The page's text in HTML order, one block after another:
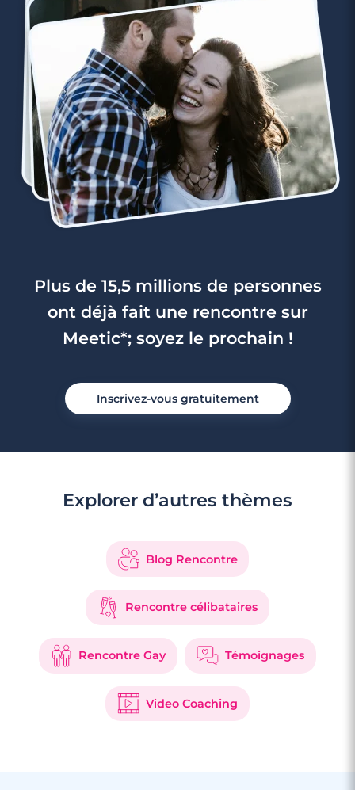
3 minutes
Rencontre à Vanves
4 minutes
Plus de 15,5 millions de personnes
ont déjà fait une rencontre sur
Meetic*; soyez le prochain !
Inscrivez-vous gratuitement
Explorer d’autres thèmes
Blog Rencontre
Rencontre célibataires
Rencontre Gay Témoignages
Video Coaching